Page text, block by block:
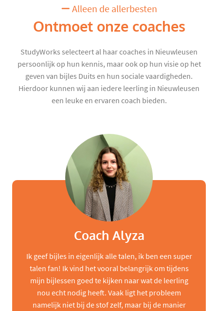
Alleen de allerbesten
Ontmoet onze coaches
StudyWorks selecteert al haar coaches in Nieuwleusen
persoonlijk op hun kennis, maar ook op hun visie op het
geven van bijles Duits en hun sociale vaardigheden.
Hierdoor kunnen wij aan iedere leerling in Nieuwleusen
een leuke en ervaren coach bieden.
Coach Alyza
Ik geef bijles in eigenlijk alle talen, ik ben een super
talen fan! Ik vind het vooral belangrijk om tijdens
mijn bijlessen goed te kijken naar wat de leerling
nou echt nodig heeft. Vaak ligt het probleem
namelijk niet bij de stof zelf, maar bij de manier